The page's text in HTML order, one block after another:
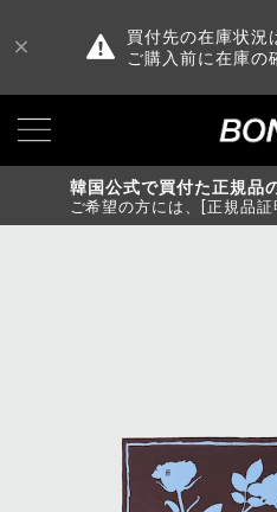
買付先の在庫状況
ご購入前に在庫の
韓国公式で買付た正規品
ご希望の方には、[正規品